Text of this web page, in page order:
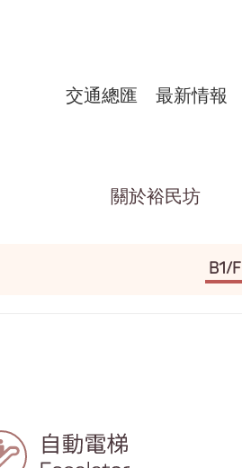
交通總匯 最新情報
關於裕民坊
B1/F